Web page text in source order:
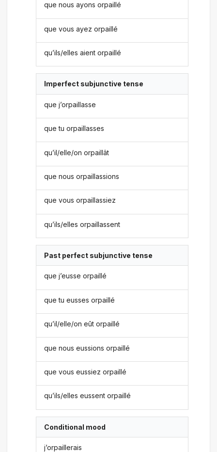
que nous ayons orpaillé
que vous ayez orpaillé
qu’ils/elles aient orpaillé
Imperfect subjunctive tense
que j’orpaillasse
que tu orpaillasses
qu’il/elle/on orpaillât
que nous orpaillassions
que vous orpaillassiez
qu’ils/elles orpaillassent
Past perfect subjunctive tense
que j’eusse orpaillé
que tu eusses orpaillé
qu’il/elle/on eût orpaillé
que nous eussions orpaillé
que vous eussiez orpaillé
qu’ils/elles eussent orpaillé
Conditional mood
j’orpaillerais